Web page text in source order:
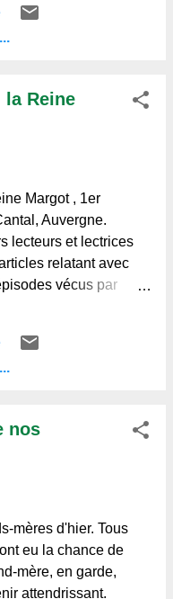
d'argent des
: Claude,
au pied du
au spirituel,
de Quercy, point
sur lequel s'étendait
Comte de
Sur la berge
Le Haut-
antique
qui sert de
et les remparts de
Une vraie foule,
se pressait sur les
la Reine
Margot , 1er
Auvergne.
lecteurs et lectrices
relatant avec
vécus par
une jeune femme
aimée, adorée,
femme de tête et
dit tout et son
sa vie parfois
films relatent
de Patrice Chéreau , il
est incarnée par
avec beaucoup
nos
mères d'hier. Tous
eu la chance de
mère, en garde,
attendrissant.